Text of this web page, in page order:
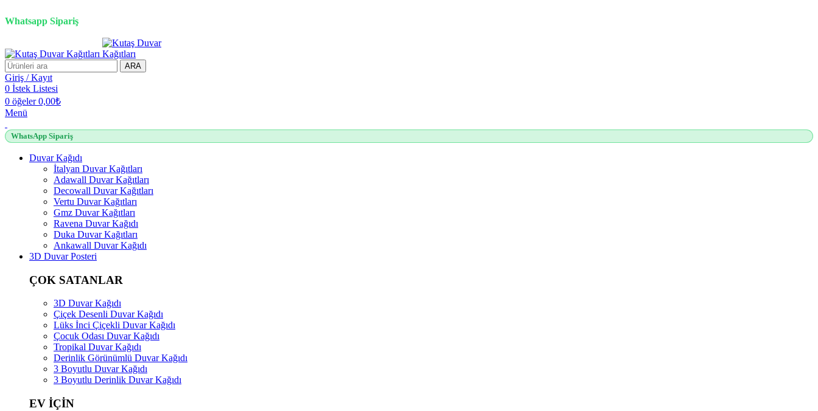
Whatsapp Sipariş
ARA
Giriş / Kayıt
0 İstek Listesi
0 öğeler 0,00₺
Menü
WhatsApp Sipariş
Duvar Kağıdı
İtalyan Duvar Kağıtları
Adawall Duvar Kağıtları
Decowall Duvar Kağıtları
Vertu Duvar Kağıtları
Gmz Duvar Kağıtları
Ravena Duvar Kağıdı
Duka Duvar Kağıtları
Ankawall Duvar Kağıdı
3D Duvar Posteri
ÇOK SATANLAR
3D Duvar Kağıdı
Çiçek Desenli Duvar Kağıdı
Lüks İnci Çiçekli Duvar Kağıdı
Çocuk Odası Duvar Kağıdı
Tropikal Duvar Kağıdı
Derinlik Görünümlü Duvar Kağıdı
3 Boyutlu Duvar Kağıdı
3 Boyutlu Derinlik Duvar Kağıdı
EV İÇİN